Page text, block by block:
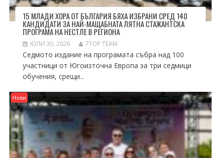
15 МЛАДИ ХОРА ОТ БЪЛГАРИЯ БЯХА ИЗБРАНИ СРЕД 140
КАНДИДАТИ ЗА НАЙ-МАЩАБНАТА ЛЯТНА СТАЖАНТСКА
ПРОГРАМА НА НЕСТЛЕ В РЕГИОНА
ЮЛИ 30, 2026 7TOP TEAM
Седмото издание на програмата събра над 100
участници от Югоизточна Европа за три седмици
обучения, срещи...
Нови